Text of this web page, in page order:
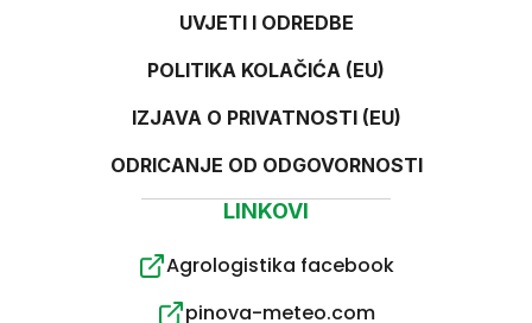
LINKOVI
Agrologistika facebook
pinova-meteo.com
UVJETI I ODREDBE
POLITIKA KOLAČIĆA (EU)
IZJAVA O PRIVATNOSTI (EU)
ODRICANJE OD ODGOVORNOSTI